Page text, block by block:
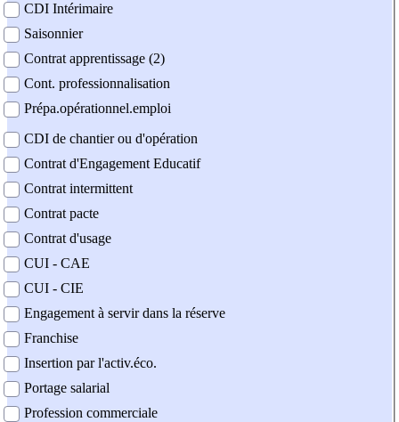
CDI Intérimaire
Saisonnier
Contrat apprentissage (2)
Cont. professionnalisation
Prépa.opérationnel.emploi
CDI de chantier ou d'opération
Contrat d'Engagement Educatif
Contrat intermittent
Contrat pacte
Contrat d'usage
CUI - CAE
CUI - CIE
Engagement à servir dans la réserve
Franchise
Insertion par l'activ.éco.
Portage salarial
Profession commerciale